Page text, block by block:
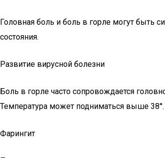
Головная боль и боль в горле могут быть
состояния.
Развитие вирусной болезни
Боль в горле часто сопровождается
Температура может подниматься выше
Фарингит